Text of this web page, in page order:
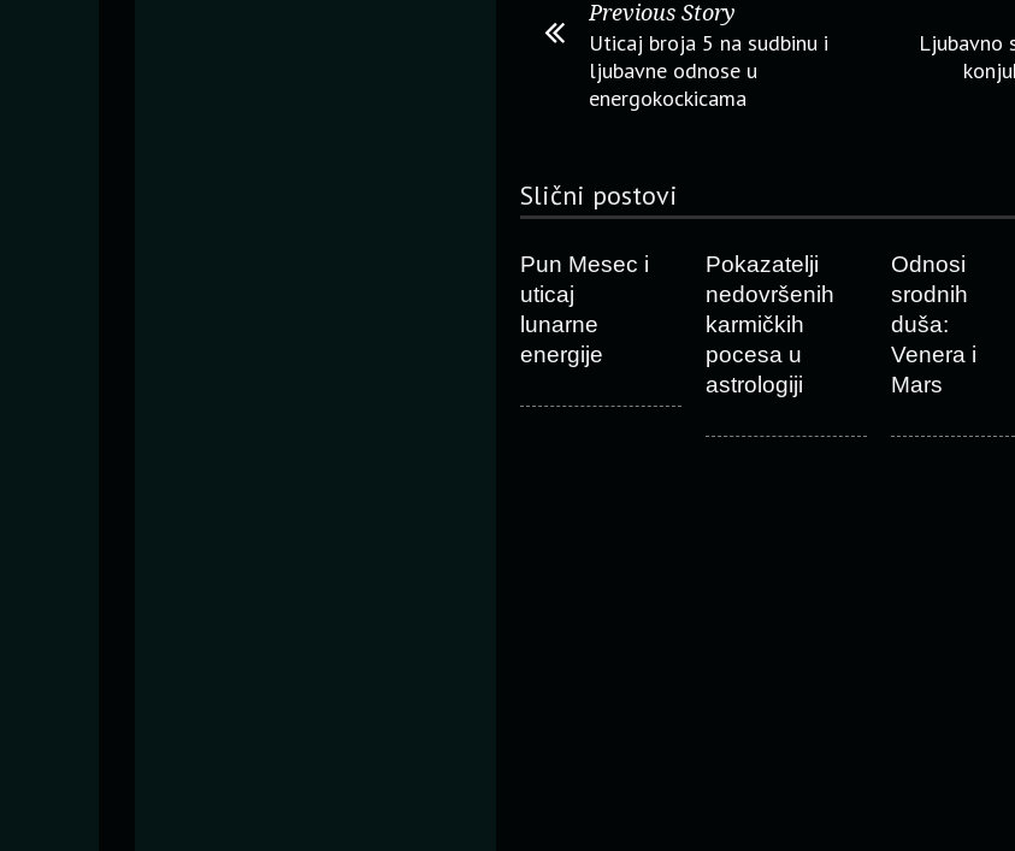
Previous Story
Uticaj broja 5 na sudbinu i
ljubavne odnose u
energokockicama
Ljubavno
Slični postovi
Pun Mesec i
uticaj
lunarne
energije
Pokazatelji
nedovršenih
karmičkih
pocesa u
astrologiji
Odnosi
srodnih
duša:
Venera i
Mars